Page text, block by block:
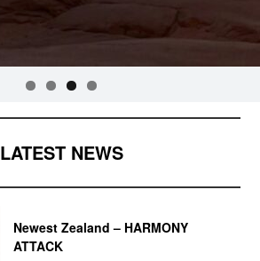
LATEST NEWS
Newest Zealand – HARMONY
ATTACK